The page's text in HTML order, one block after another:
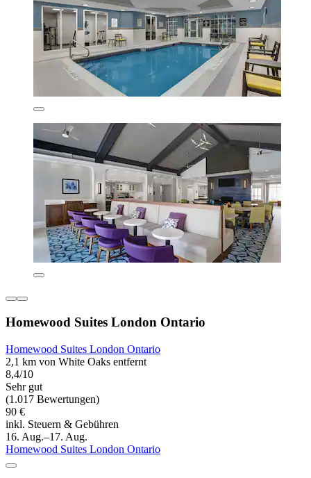
Homewood Suites London Ontario
Homewood Suites London Ontario
2,1 km von White Oaks entfernt
8,4/10
Sehr gut
(1.017 Bewertungen)
90 €
inkl. Steuern & Gebühren
16. Aug.–17. Aug.
Homewood Suites London Ontario